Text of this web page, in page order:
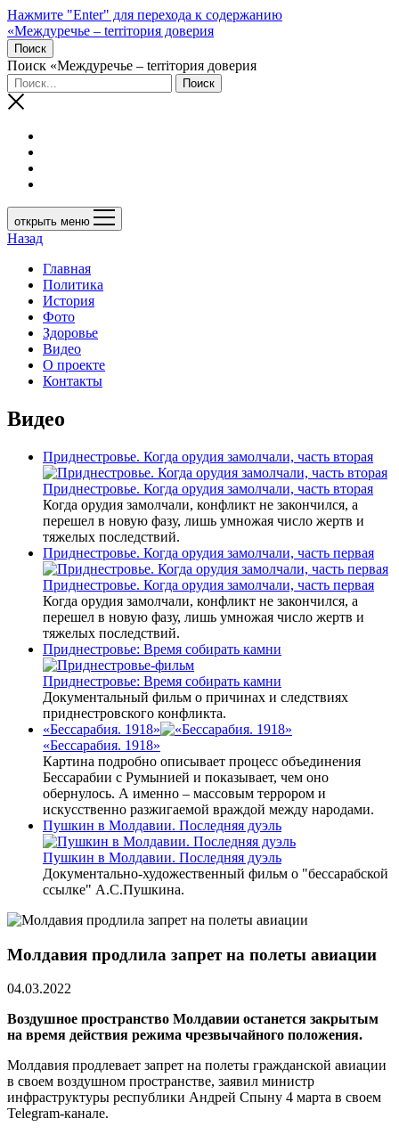
Нажмите "Enter" для перехода к содержанию
«Междуречье – terriтория доверия
Поиск
Поиск «Междуречье – terriтория доверия
открыть меню
Назад
Главная
Политика
История
Фото
Здоровье
Видео
О проекте
Контакты
Видео
Приднестровье. Когда орудия замолчали, часть вторая
Приднестровье. Когда орудия замолчали, часть вторая
Когда орудия замолчали, конфликт не закончился, а
перешел в новую фазу, лишь умножая число жертв и
тяжелых последствий.
Приднестровье. Когда орудия замолчали, часть первая
Приднестровье. Когда орудия замолчали, часть первая
Когда орудия замолчали, конфликт не закончился, а
перешел в новую фазу, лишь умножая число жертв и
тяжелых последствий.
Приднестровье: Время собирать камни
Приднестровье: Время собирать камни
Документальный фильм о причинах и следствиях
приднестровского конфликта.
«Бессарабия. 1918»
«Бессарабия. 1918»
Картина подробно описывает процесс объединения
Бессарабии с Румынией и показывает, чем оно
обернулось. А именно – массовым террором и
искусственно разжигаемой враждой между народами.
Пушкин в Молдавии. Последняя дуэль
Пушкин в Молдавии. Последняя дуэль
Документально-художественный фильм о "бессарабской
ссылке" А.С.Пушкина.
Молдавия продлила запрет на полеты авиации
04.03.2022
Воздушное пространство Молдавии останется закрытым
на время действия режима чрезвычайного положения.
Молдавия продлевает запрет на полеты гражданской авиации
в своем воздушном пространстве, заявил министр
инфраструктуры республики Андрей Спыну 4 марта в своем
Telegram-канале.